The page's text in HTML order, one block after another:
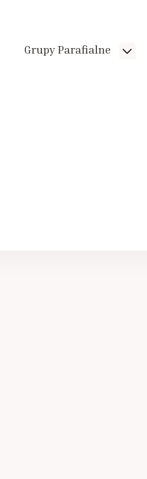
Grupy Parafialne